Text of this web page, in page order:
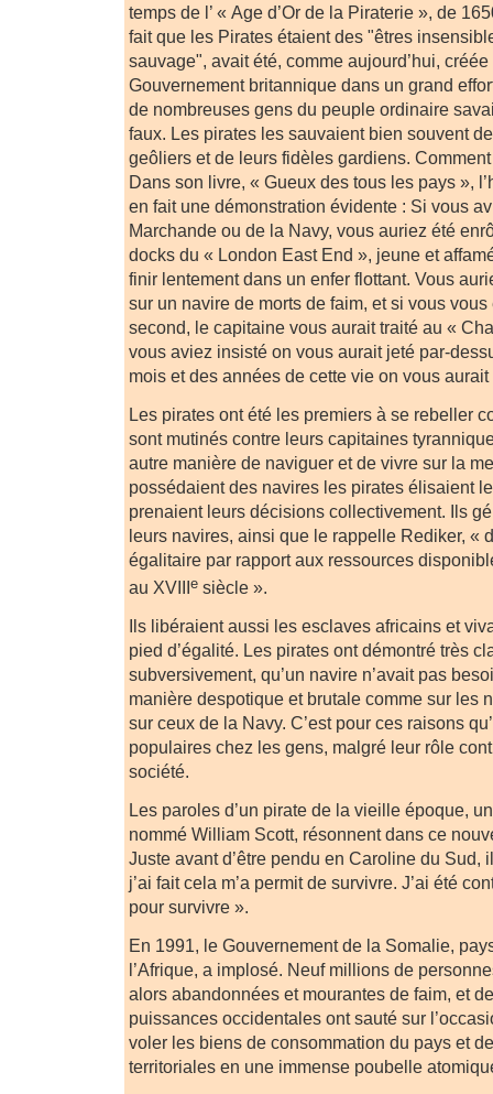
temps de l’ « Age d’Or de la Piraterie », de
fait que les Pirates étaient des "êtres
sauvage", avait été, comme aujourd’hui,
Gouvernement britannique dans un grand
de nombreuses gens du peuple ordinaire
faux. Les pirates les sauvaient bien souvent
geôliers et de leurs fidèles gardiens.
Dans son livre, « Gueux des tous les pays »,
en fait une démonstration évidente : Si vous
Marchande ou de la Navy, vous auriez été
docks du « London East End », jeune et
finir lentement dans un enfer flottant. Vous
sur un navire de morts de faim, et si vous
second, le capitaine vous aurait traité au «
vous aviez insisté on vous aurait jeté par-
mois et des années de cette vie on vous
Les pirates ont été les premiers à se rebeller
sont mutinés contre leurs capitaines
autre manière de naviguer et de vivre sur la
possédaient des navires les pirates élisaient
prenaient leurs décisions collectivement. Ils
leurs navires, ainsi que le rappelle Rediker, «
égalitaire par rapport aux ressources
au XVIIIe siècle ».
Ils libéraient aussi les esclaves africains et
pied d’égalité. Les pirates ont démontré très
subversivement, qu’un navire n’avait pas
manière despotique et brutale comme sur les
sur ceux de la Navy. C’est pour ces raisons
populaires chez les gens, malgré leur rôle
société.
Les paroles d’un pirate de la vieille époque,
nommé William Scott, résonnent dans ce
Juste avant d’être pendu en Caroline du Sud,
j’ai fait cela m’a permit de survivre. J’ai été
pour survivre ».
En 1991, le Gouvernement de la Somalie,
l’Afrique, a implosé. Neuf millions de
alors abandonnées et mourantes de faim, et
puissances occidentales ont sauté sur
voler les biens de consommation du pays et
territoriales en une immense poubelle